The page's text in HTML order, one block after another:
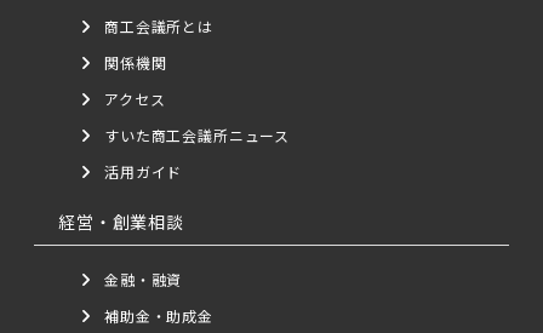
商工会議所とは
関係機関
アクセス
すいた商工会議所ニュース
活用ガイド
経営・創業相談
金融・融資
補助金・助成金